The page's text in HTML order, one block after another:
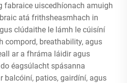
fabraice uiscedhíonach amuigh
atá frithsheasmhach in
clúdaithe le lámh le cúisíní
compord, breathability, agus
ar a fhráma láidir agus
éagsúlacht spásanna
balcóiní, patios, gairdíní, agus